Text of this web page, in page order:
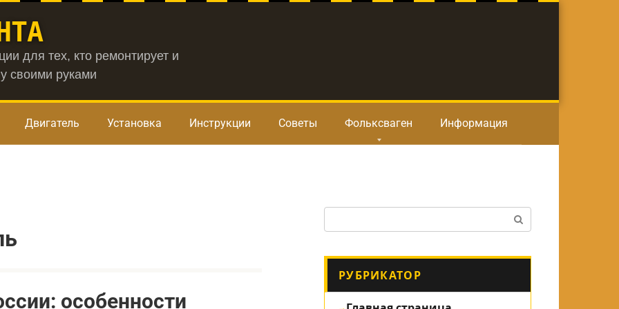
для тех, кто ремонтирует и
своими руками
Двигатель Установка Инструкции Советы Фольксваген Информация
особенности
РУБРИКАТОР